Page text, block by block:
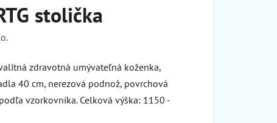
stolička
zdravotná umývateľná koženka,
40 cm, nerezová podnož, povrchová
vzorkovníka. Celková výška: 1150 -